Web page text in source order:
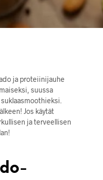
ja proteiinijauhe
suussa
Jos käytät
ja terveellisen